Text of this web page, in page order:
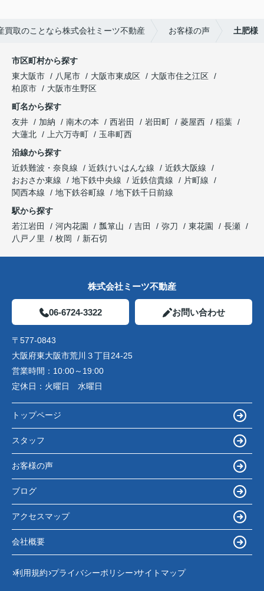
買取のことなら株式会社ミーツ不動産 お客様の声 土肥様
市区町村から探す
東大阪市
八尾市 大阪市東成区
大阪市住之江区
柏原市
大阪市生野区
町名から探す
友井
加納 南木の本 西岩田 岩田町 菱屋西
稲葉
大蓮北
上六万寺町
玉串町西
沿線から探す
近鉄難波・奈良線
近鉄けいはんな線
近鉄大阪線
おおさか東線
地下鉄中央線 近鉄信貴線
片町線
関西本線
地下鉄谷町線
地下鉄千日前線
駅から探す
若江岩田
河内花園 瓢箪山 吉田 弥刀 東花園
長瀬
八戸ノ里
枚岡 新石切
株式会社ミーツ不動産
06-6724-3322 お問い合わせ
〒577-0843
大阪府東大阪市荒川３丁目24-25
営業時間： 10:00～19:00
定休日： 火曜日 水曜日
トップページ
スタッフ
お客様の声
ブログ
アクセスマップ
会社概要
利用規約 プライバシーポリシー サイトマップ